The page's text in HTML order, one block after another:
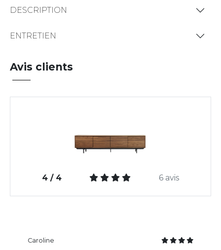
DESCRIPTION
ENTRETIEN
Avis clients
4 / 4 6 avis
Caroline